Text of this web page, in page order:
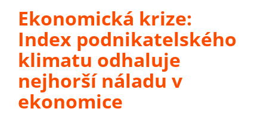
Ekonomická krize:
Index podnikatelského
klimatu odhaluje
nejhorší náladu v
ekonomice